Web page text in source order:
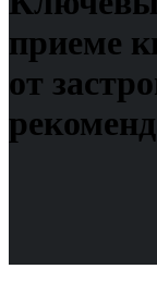
приеме
от